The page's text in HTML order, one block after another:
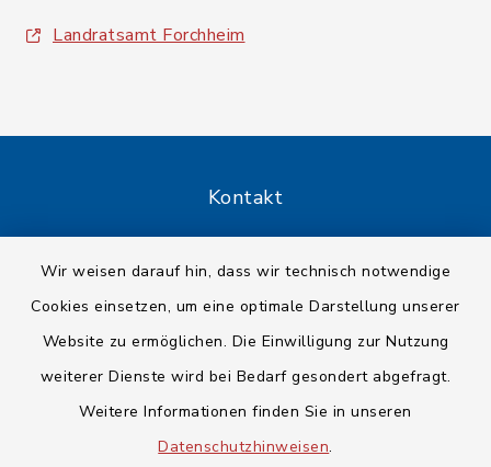
Wir weisen darauf hin, dass wir technisch notwendige
Cookies einsetzen, um eine optimale Darstellung unserer
Website zu ermöglichen. Die Einwilligung zur Nutzung
weiterer Dienste wird bei Bedarf gesondert abgefragt.
Weitere Informationen finden Sie in unseren
Datenschutzhinweisen.
Landratsamt Forchheim
Kontakt
Datenschutz
Impressum
Sitemap